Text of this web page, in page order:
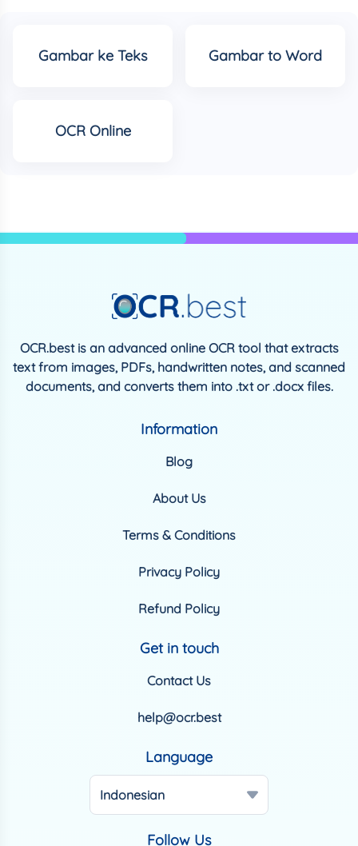
Gambar ke Teks Gambar to Word
OCR Online
OCR.best is an advanced online OCR tool that extracts
text from images, PDFs, handwritten notes, and scanned
documents, and converts them into .txt or .docx files.
Information
Blog
About Us
Terms & Conditions
Privacy Policy
Refund Policy
Get in touch
Contact Us
help@ocr.best
Language
Indonesian
Follow Us